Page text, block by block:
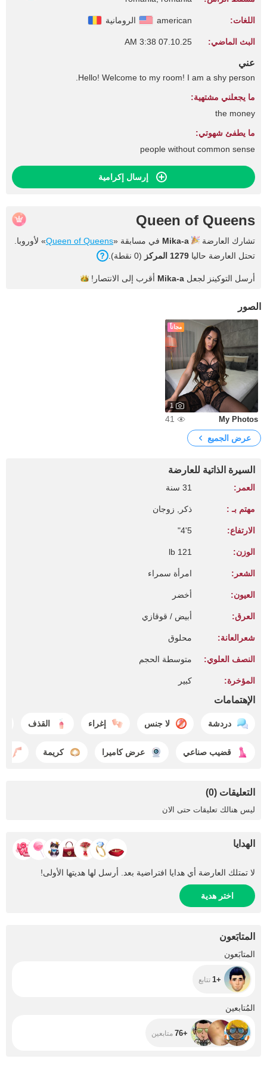
اللغات: american الرومانية
البث الماضي: 07.10.25 3:38 AM
عني
Hello! Welcome to my room! I am a shy person.
ما يجعلني مشتهية:
the money
ما يطفئ شهوتي:
people without common sense
إرسال إكرامية
Queen of Queens
تشارك العارضة Mika-a في مسابقة «Queen of Queens» لأوروبا.
تحتل العارضة حاليا 1279 المركز (0 نقطة).
أرسل التوكينز لجعل Mika-a أقرب إلى الانتصار!
الصور
مجاناً
1
My Photos
41
عرض الجميع
السيرة الذاتية للعارضة
العمر: 31 سنة
مهتم بـ : ذكر, زوجان
الارتفاع: 5'4"
الوزن: 121 lb
الشعر: امرأة سمراء
العيون: أخضر
العرق: أبيض / قوقازي
شعرالعانة: محلوق
النصف العلوي: متوسطة الحجم
المؤخرة: كبير
الإهتمامات
دردشة لا جنس إغراء القذف
قضيب صناعي عرض كاميرا كريمة
التعليقات (0)
ليس هنالك تعليقات حتى الان
الهدايا
لا تمتلك العارضة أي هدايا افتراضية بعد. أرسل لها هديتها الأولى!
اختر هدية
المتابَعون
المتابَعون
+1 تتابع
المُتابعين
+76 متابعين